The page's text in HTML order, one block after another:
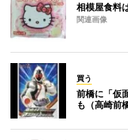
相模屋食料
関連画像
買う
前橋に「仮
も（高崎前